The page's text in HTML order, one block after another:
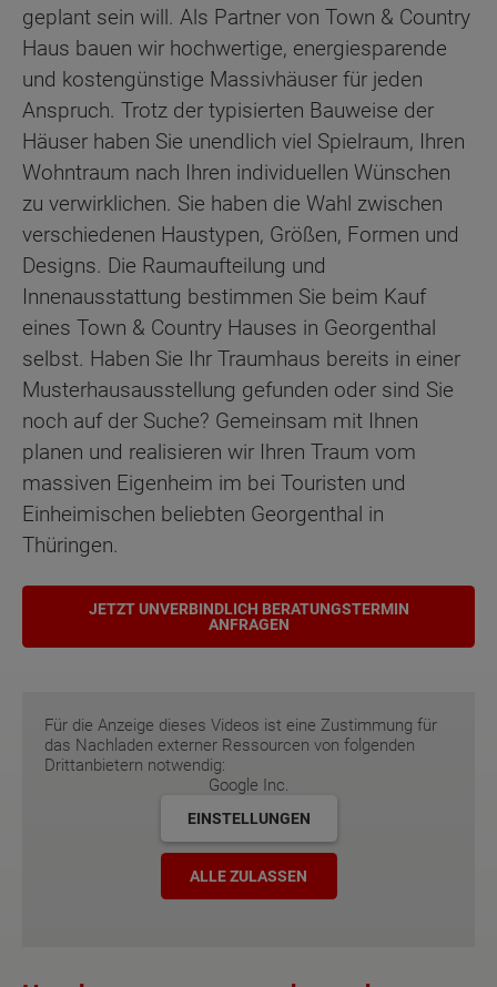
geplant sein will. Als Partner von Town & Country
Haus bauen wir hochwertige, energiesparende
und kostengünstige Massivhäuser für jeden
Anspruch. Trotz der typisierten Bauweise der
Häuser haben Sie unendlich viel Spielraum, Ihren
Wohntraum nach Ihren individuellen Wünschen
zu verwirklichen. Sie haben die Wahl zwischen
verschiedenen Haustypen, Größen, Formen und
Designs. Die Raumaufteilung und
Innenausstattung bestimmen Sie beim Kauf
eines Town & Country Hauses in Georgenthal
selbst. Haben Sie Ihr Traumhaus bereits in einer
Musterhausausstellung gefunden oder sind Sie
noch auf der Suche? Gemeinsam mit Ihnen
planen und realisieren wir Ihren Traum vom
massiven Eigenheim im bei Touristen und
Einheimischen beliebten Georgenthal in
Thüringen.
JETZT UNVERBINDLICH BERATUNGSTERMIN
ANFRAGEN
Für die Anzeige dieses Videos ist eine Zustimmung für
das Nachladen externer Ressourcen von folgenden
Drittanbietern notwendig:
Google Inc.
EINSTELLUNGEN
ALLE ZULASSEN